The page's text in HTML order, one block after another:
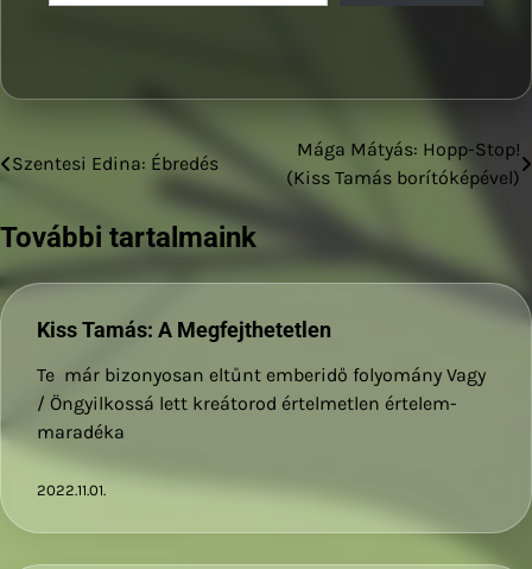
Bejegyzés
Szentesi Edina: Ébredés
Mága Mátyás: Hopp-Stop!
(Kiss Tamás borítóképével)
További tartalmaink
Kiss Tamás: A Megfejthetetlen
Te már bizonyosan eltűnt emberidő folyomány Vagy
/ Öngyilkossá lett kreátorod értelmetlen értelem-
maradéka
2022.11.01.